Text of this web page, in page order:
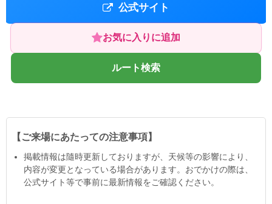
公式サイト
お気に入りに追加
ルート検索
【ご来場にあたっての注意事項】
掲載情報は隨時更新しておりますが、天候等の影響により、
内容が変更となっている場合があります。おでかけの際は、
公式サイト等で事前に最新情報をご確認ください。